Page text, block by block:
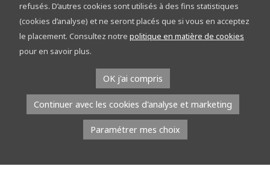
Tour de la Province de Namur 2026 :
découvrez le réseau points-nœuds sur les
étapes
À l’occasion du Tour de la Province de Namur, l’équipe du réseau
points-nœuds part à la rencontre du public. Du […]
refusés. D’autres cookies sont utilisés à des fins statistiques
(cookies d’analyse) et ne seront placés que si vous en acceptez
le placement. Consultez notre politique en matière de cookies
pour en savoir plus.
OK j'ai compris
Continuer avec les cookies d'analyse et marketing
Paramétrer mes choix